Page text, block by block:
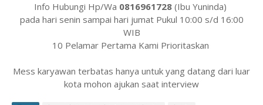
Info Hubungi Hp/Wa 0816961728 (Ibu Yuninda)
pada hari senin sampai hari jumat Pukul 10:00 s/d 16:00
WIB
10 Pelamar Pertama Kami Prioritaskan
Mess karyawan terbatas hanya untuk yang datang dari luar
kota mohon ajukan saat interview